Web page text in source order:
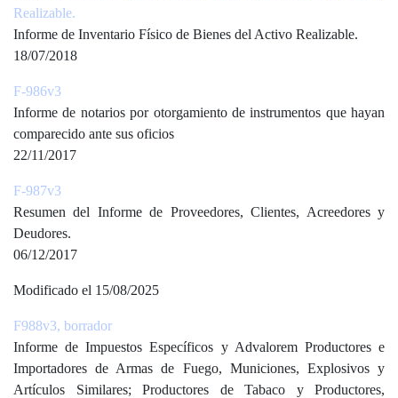
Realizable.
Informe de Inventario Físico de Bienes del Activo Realizable.
18/07/2018
F-986v3
Informe de notarios por otorgamiento de instrumentos que hayan
comparecido ante sus oficios
22/11/2017
F-987v3
Resumen del Informe de Proveedores, Clientes, Acreedores y
Deudores.
06/12/2017
Modificado el 15/08/2025
F988v3, borrador
Informe de Impuestos Específicos y Advalorem Productores e
Importadores de Armas de Fuego, Municiones, Explosivos y
Artículos Similares; Productores de Tabaco y Productores,